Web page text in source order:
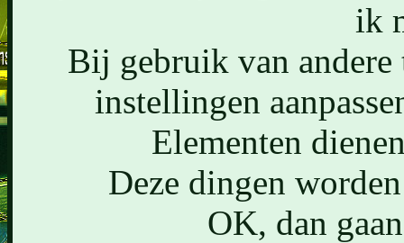
ik
Bij gebruik van andere
instellingen
Elementen
Deze dingen
OK, dan